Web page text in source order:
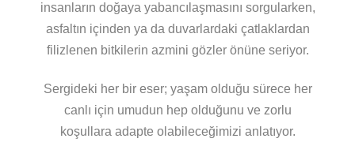
insanların doğaya yabancılaşmasını sorgularken,
asfaltın içinden ya da duvarlardaki çatlaklardan
filizlenen bitkilerin azmini gözler önüne seriyor.
Sergideki her bir eser; yaşam olduğu sürece her
canlı için umudun hep olduğunu ve zorlu
koşullara adapte olabileceğimizi anlatıyor.